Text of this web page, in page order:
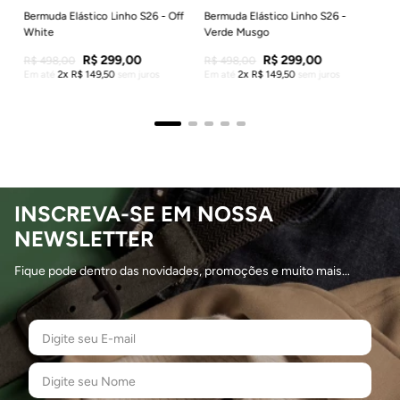
Bermuda Elástico Linho S26 - Off
White
R$ 498,00 R$299,00
Em até2 R$ 149,50sem juros
Bermuda Elástico Linho S26 -
Verde Musgo
R$ 498,00 R$ 299,00
Em até2 R$ 149,50 sem juros
INSCREVA-SE EM NOSSA
NEWSLETTER
Fique pode dentro das novidades, promoções e muito mais...